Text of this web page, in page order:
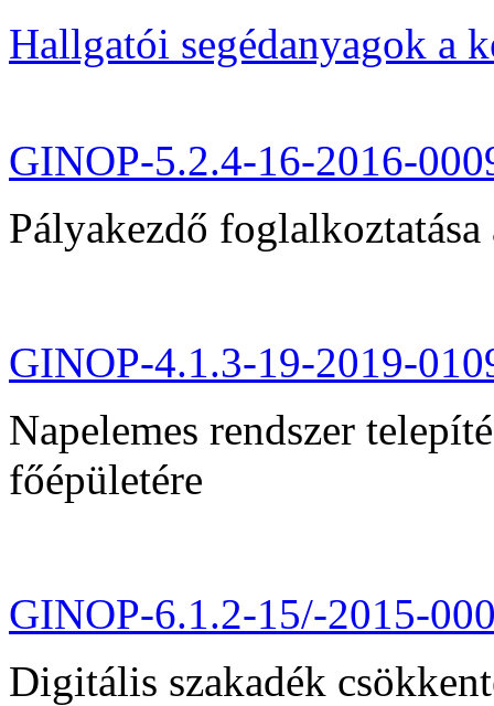
Hallgatói segédanyagok a
GINOP-5.2.4-16-2016-
Pályakezdő
GINOP-4.1.3-19-2019-
Napelemes rendszer
főépületére
GINOP-6.1.2-15/-2015-
Digitális szakadék